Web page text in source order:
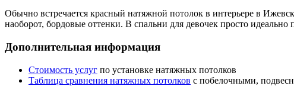
Обычно встречается красный натяжной потолок в интерьере в
наоборот, бордовые оттенки. В спальни для девочек просто
Дополнительная информация
Стоимость услуг по установке натяжных потолков
Таблица сравнения натяжных потолков с побелочными,